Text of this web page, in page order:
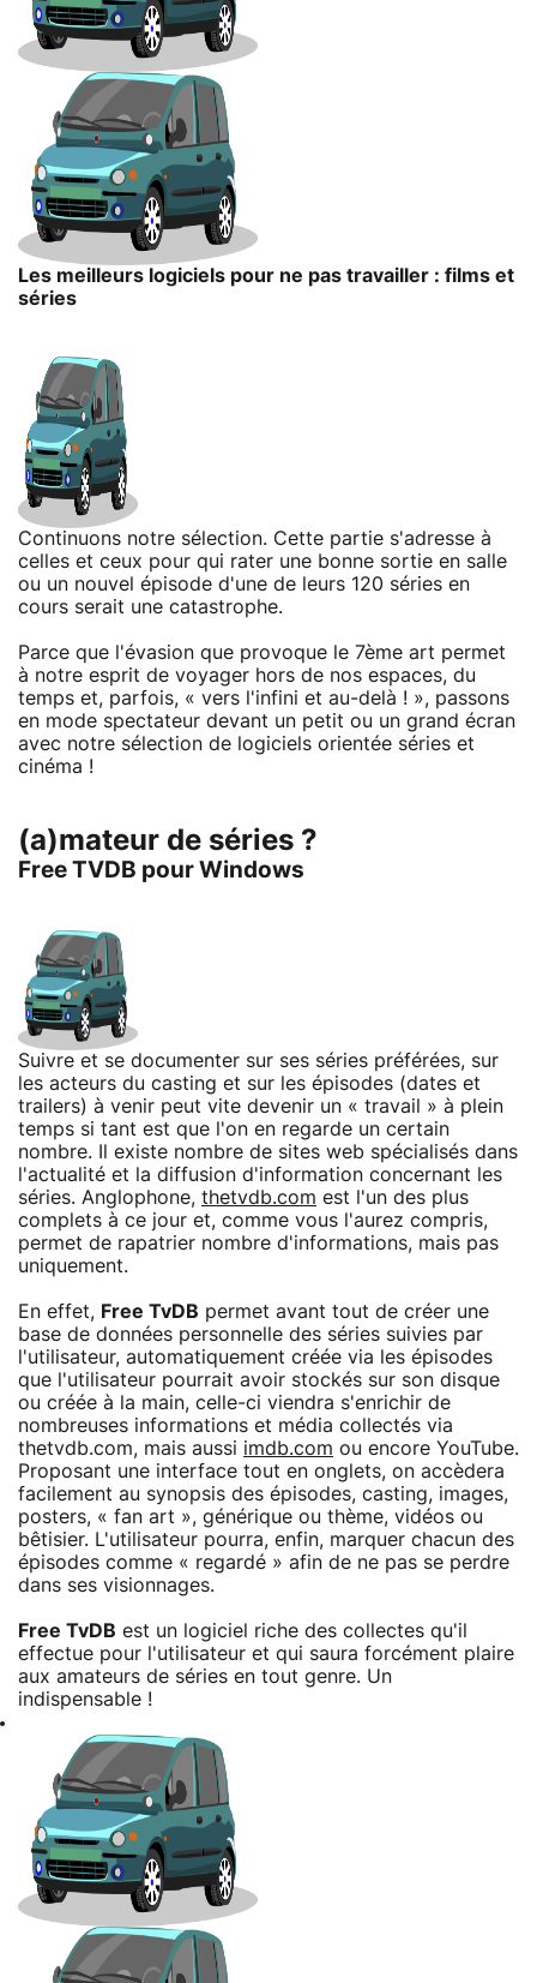
Les meilleurs logiciels pour ne pas travailler : films et
séries
Continuons notre sélection. Cette partie s'adresse à
celles et ceux pour qui rater une bonne sortie en salle
ou un nouvel épisode d'une de leurs 120 séries en
cours serait une catastrophe.
Parce que l'évasion que provoque le 7ème art permet
à notre esprit de voyager hors de nos espaces, du
temps et, parfois, « vers l'infini et au-delà ! », passons
en mode spectateur devant un petit ou un grand écran
avec notre sélection de logiciels orientée séries et
cinéma !
(a)mateur de séries ?
Free TVDB pour Windows
Suivre et se documenter sur ses séries préférées, sur
les acteurs du casting et sur les épisodes (dates et
trailers) à venir peut vite devenir un « travail » à plein
temps si tant est que l'on en regarde un certain
nombre. Il existe nombre de sites web spécialisés dans
l'actualité et la diffusion d'information concernant les
séries. Anglophone, thetvdb.com est l'un des plus
complets à ce jour et, comme vous l'aurez compris,
permet de rapatrier nombre d'informations, mais pas
uniquement.
En effet, Free TvDB permet avant tout de créer une
base de données personnelle des séries suivies par
l'utilisateur, automatiquement créée via les épisodes
que l'utilisateur pourrait avoir stockés sur son disque
ou créée à la main, celle-ci viendra s'enrichir de
nombreuses informations et média collectés via
thetvdb.com, mais aussi imdb.com ou encore YouTube.
Proposant une interface tout en onglets, on accèdera
facilement au synopsis des épisodes, casting, images,
posters, « fan art », générique ou thème, vidéos ou
bêtisier. L'utilisateur pourra, enfin, marquer chacun des
épisodes comme « regardé » afin de ne pas se perdre
dans ses visionnages.
Free TvDB est un logiciel riche des collectes qu'il
effectue pour l'utilisateur et qui saura forcément plaire
aux amateurs de séries en tout genre. Un
indispensable !